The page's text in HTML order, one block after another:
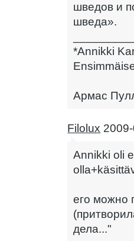
шведов и
шведа».
*Annikki
Армас
Filolux
Annikki oli
его можно
дела..."